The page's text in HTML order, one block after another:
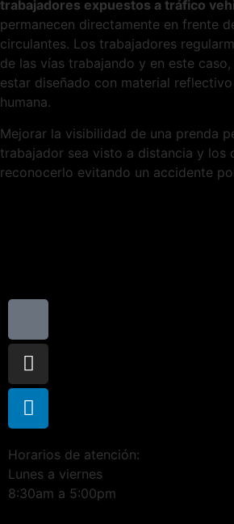
trabajadores expuestos a tráfico
permanecen directamente en frente
circulantes. Los trabajadores
de las vías trabajando y en este
estar diseñado con material
humana.
Mejorar la visibilidad de una prenda
trabajador sea visto a distancia y los
reconocerlo evitando un accidente
Horarios de atención:
Lunes a viernes
8:30am a 5:00pm